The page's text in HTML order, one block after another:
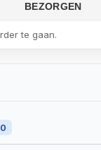
BEZORGEN
te gaan.